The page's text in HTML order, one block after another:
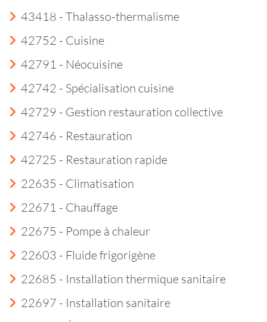
43418 - Thalasso-thermalisme
42752 - Cuisine
42791 - Néocuisine
42742 - Spécialisation cuisine
42729 - Gestion restauration collective
42746 - Restauration
42725 - Restauration rapide
22635 - Climatisation
22671 - Chauffage
22675 - Pompe à chaleur
22603 - Fluide frigorigène
22685 - Installation thermique sanitaire
22697 - Installation sanitaire